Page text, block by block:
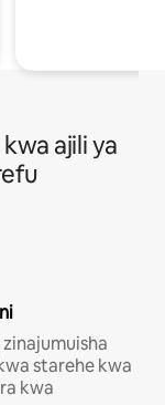
ajili ya
starehe kwa
kwa